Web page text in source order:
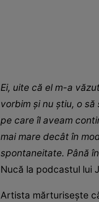
Ei, uite că el m-a
vorbim și nu știu, o
pe care îl aveam
mai mare decât în
spontaneitate. Până
Nucă la podcastul lui
Artista mărturisește